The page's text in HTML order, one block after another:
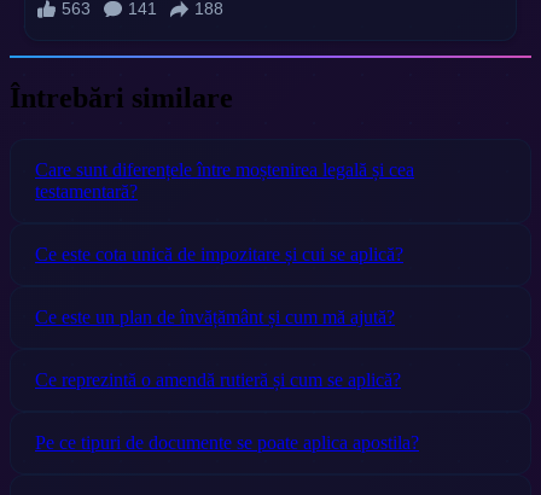
Întrebări similare
Care sunt diferențele între moștenirea legală și cea
testamentară?
Ce este cota unică de impozitare și cui se aplică?
Ce este un plan de învățământ și cum mă ajută?
Ce reprezintă o amendă rutieră și cum se aplică?
Pe ce tipuri de documente se poate aplica apostila?